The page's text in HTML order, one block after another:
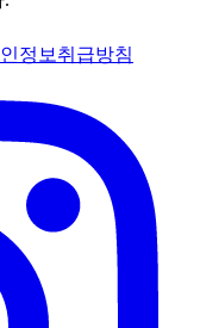
정보취급방침